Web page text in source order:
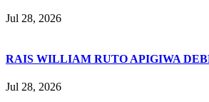
Jul 28, 2026
RAIS WILLIAM RUTO APIGIWA
Jul 28, 2026